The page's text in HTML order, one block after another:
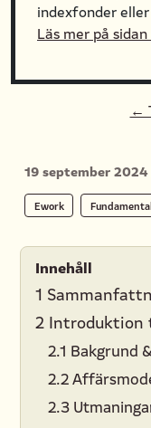
indexfonder
Läs mer på
←
19 september 2024
Ework
Innehåll
1
2 Introduktion
2.1 Bakgrund
2.2
2.3